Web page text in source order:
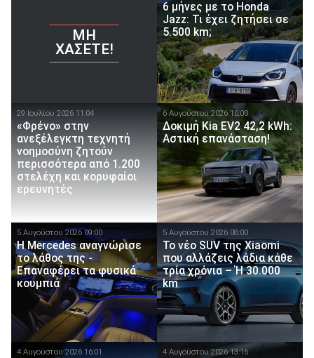
ΜΗ
ΧΆΣΕΤΕ!
6 μήνες με το Honda
Jazz: Τι έχει ζητήσει σε
5.500 km;
29 Ιουλίου 2026 11:04
«Φρένο» στην
ανεξέλεγκτη τεχνητή
νοημοσύνη ζητούν
περισσότερα από 1.200
στελέχη και κορυφαίοι
ερευνητές
6 Αυγούστου 2026 10:00
Δοκιμή Kia EV2 42,2 kWh:
Αστική επανάσταση!
5 Αυγούστου 2026 09:00
Η Mercedes αναγνώρισε
το λάθος της -
Επαναφέρει τα φυσικά
κουμπιά
5 Αυγούστου 2026 08:00
Το νέο SUV της Xiaomi
που αλλάζεις λάδια κάθε
τρία χρόνια – Ή 30.000
km
4 Αυγούστου 2026 16:01 4 Αυγούστου 2026 13:16